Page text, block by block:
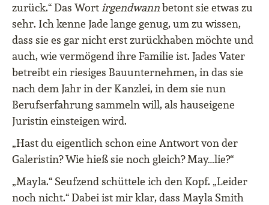
zurück.“ Das Wortirgendwannbetont sie etwas zu
sehr. Ich kenne Jade lange genug, um zu wissen,
dass sie es gar nicht erst zurückhaben möchte und
auch, wie vermögend ihre Familie ist. Jades Vater
betreibt ein riesiges Bauunternehmen, in das sie
nach dem Jahr in der Kanzlei, in dem sie nun
Berufserfahrung sammeln will, als hauseigene
Juristin einsteigen wird.
„Hast du eigentlich schon eine Antwort von der
Galeristin? Wie hieß sie noch gleich? May…lie?“
„Mayla.“ Seufzend schüttele ich den Kopf. „Leider
noch nicht.“ Dabei ist mir klar, dass Mayla Smith